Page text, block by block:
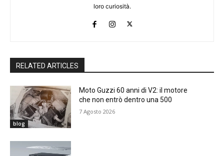
loro curiosità.
RELATED ARTICLES
blog
Moto Guzzi 60 anni di V2: il motore
che non entrò dentro una 500
7 Agosto 2026